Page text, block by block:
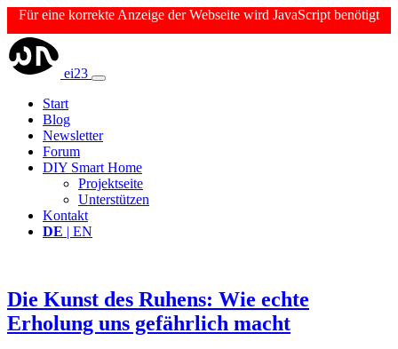
Für eine korrekte Anzeige der Webseite wird JavaScript benötigt
ei23
Start
Blog
Newsletter
Forum
DIY Smart Home
Projektseite
Unterstützen
Kontakt
DE | EN
Die Kunst des Ruhens: Wie echte
Erholung uns gefährlich macht